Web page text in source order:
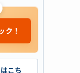
ク！
こち